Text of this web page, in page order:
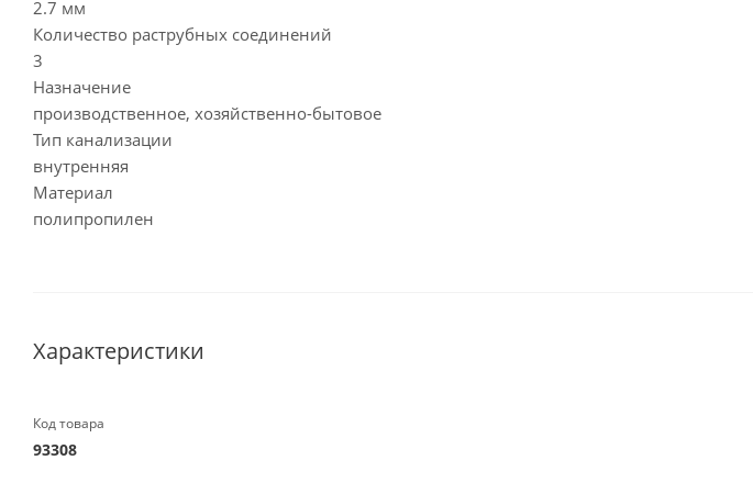
2.7 мм
Количество раструбных соединений
3
Назначение
производственное, хозяйственно-бытовое
Тип канализации
внутренняя
Материал
полипропилен
Характеристики
Код товара
93308